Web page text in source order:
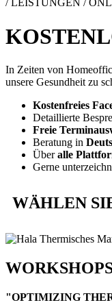
/ LEISTUNGEN /
In Zeiten von
unsere Gesundheit zu
Kostenfreies
Detaillierte
Freie
Beratung in
Überalle
Gerne
WÄHLEN
"OPTIMIZING